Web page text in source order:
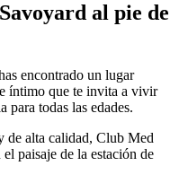
al pie de
encontrado un lugar
íntimo que te invita a vivir
todas las edades.
de alta calidad, Club Med
paisaje de la estación de